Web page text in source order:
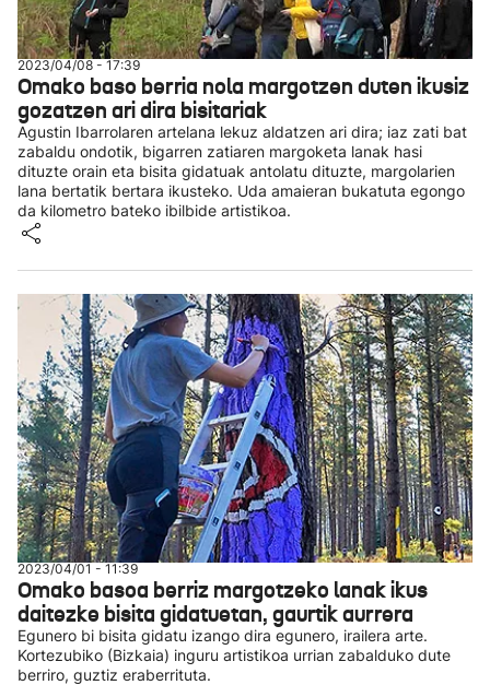
2023/04/08 - 17:39
Omako baso berria nola margotzen duten ikusiz
gozatzen ari dira bisitariak
Agustin Ibarrolaren artelana lekuz aldatzen ari dira; iaz zati bat
zabaldu ondotik, bigarren zatiaren margoketa lanak hasi
dituzte orain eta bisita gidatuak antolatu dituzte, margolarien
lana bertatik bertara ikusteko. Uda amaieran bukatuta egongo
da kilometro bateko ibilbide artistikoa.
2023/04/01 - 11:39
Omako basoa berriz margotzeko lanak ikus
daitezke bisita gidatuetan, gaurtik aurrera
Egunero bi bisita gidatu izango dira egunero, irailera arte.
Kortezubiko (Bizkaia) inguru artistikoa urrian zabalduko dute
berriro, guztiz eraberrituta.